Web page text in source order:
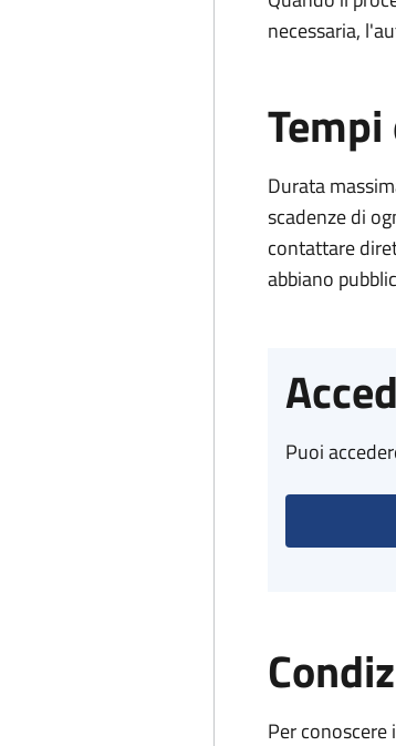
necessaria,
Tempi
Durata
scadenze di
contattare
abbiano
Puoi
Per